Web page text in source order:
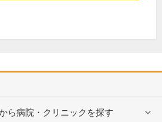
ら病院・クリニックを探す